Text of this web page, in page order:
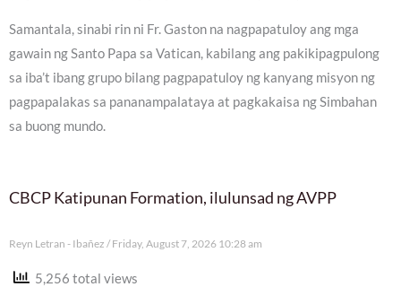
Samantala, sinabi rin ni Fr. Gaston na nagpapatuloy ang mga
gawain ng Santo Papa sa Vatican, kabilang ang pakikipagpulong
sa iba’t ibang grupo bilang pagpapatuloy ng kanyang misyon ng
pagpapalakas sa pananampalataya at pagkakaisa ng Simbahan
sa buong mundo.
CBCP Katipunan Formation, ilulunsad ng AVPP
Reyn Letran - Ibañez Friday, August 7, 2026 10:28 am
5,256 total views